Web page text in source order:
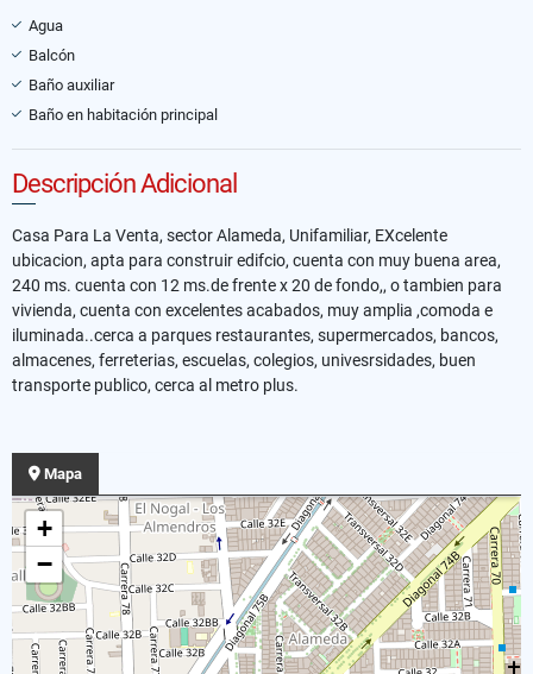
Agua
Balcón
Baño auxiliar
Baño en habitación principal
Descripción Adicional
Casa Para La Venta, sector Alameda, Unifamiliar, EXcelente
ubicacion, apta para construir edifcio, cuenta con muy buena area,
240 ms. cuenta con 12 ms.de frente x 20 de fondo,, o tambien para
vivienda, cuenta con excelentes acabados, muy amplia ,comoda e
iluminada..cerca a parques restaurantes, supermercados, bancos,
almacenes, ferreterias, escuelas, colegios, univesrsidades, buen
transporte publico, cerca al metro plus.
Mapa
+
−